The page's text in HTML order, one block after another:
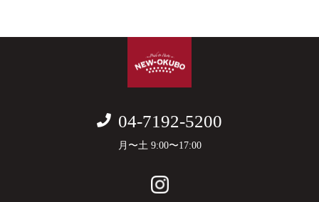
04-7192-5200
月〜土 9:00〜17:00